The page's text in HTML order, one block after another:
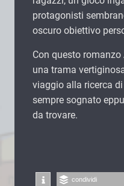
protagonisti
oscuro obiettivo
Con questo
una trama
viaggio alla ricerca
sempre sognato
da trovare.
condividi